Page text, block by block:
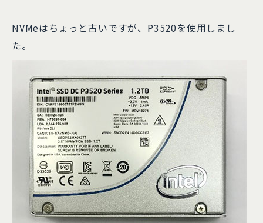
NVMeはちょっと古いですが、P3520を使用しまし
た。